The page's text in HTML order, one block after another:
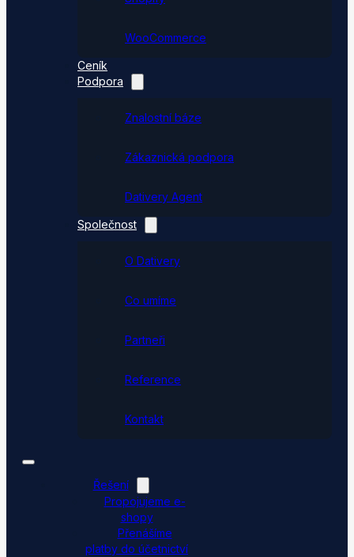
WooCommerce
Ceník
Podpora
Znalostní báze
Zákaznická podpora
Dativery Agent
Společnost
O Dativery
Co umíme
Partneři
Reference
Kontakt
Řešení
Propojujeme e-
shopy
Přenášíme
platby do účetnictví